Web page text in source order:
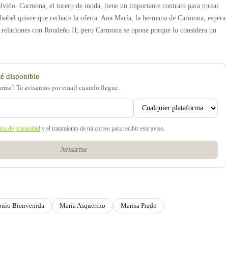
Carmona, el torero de moda, tiene un importante contrato para torear
quiere que rechace la oferta. Ana María, la hermana de Carmona, espera
relaciones con Rondeño II; pero Carmona se opone porque lo considera un
disponible
Te avisamos por email cuando llegue.
de privacidad y el tratamiento de mi correo para recibir este aviso.
Avisarme
Bienvenida María Asquerino
Marisa Prado